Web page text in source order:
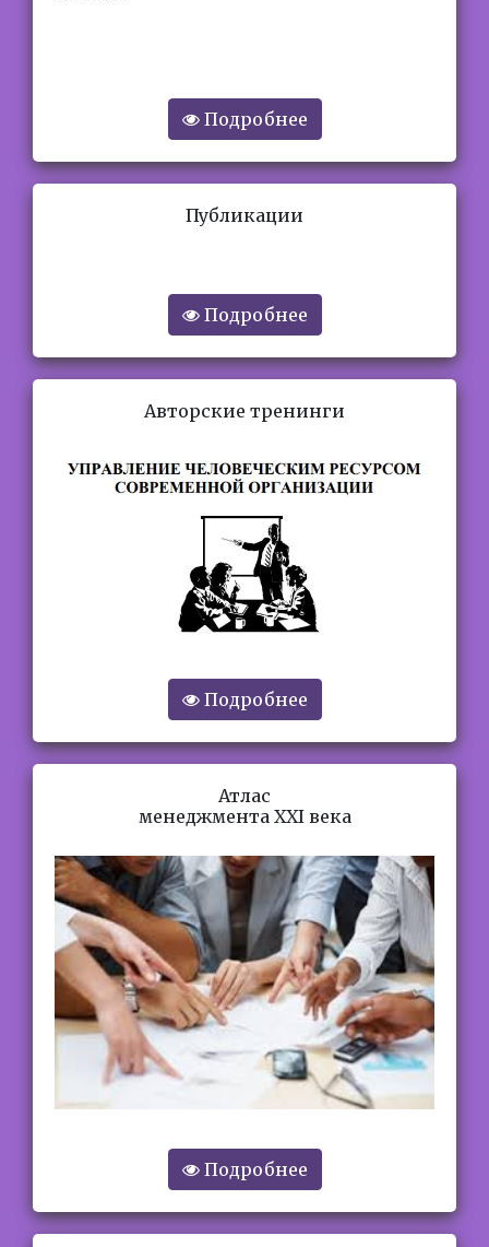
Подробнее
Публикации
Подробнее
Подробнее
Атлас
менеджмента XXI века